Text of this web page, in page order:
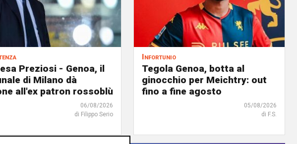
Preziosi - Genoa, il
di Milano dà
all'ex patron rossoblù
06/08/2026
di Filippo Serio
Infortunio
Tegola Genoa, botta al
ginocchio per Meichtry: out
fino a fine agosto
05/08/2026
di F.S.